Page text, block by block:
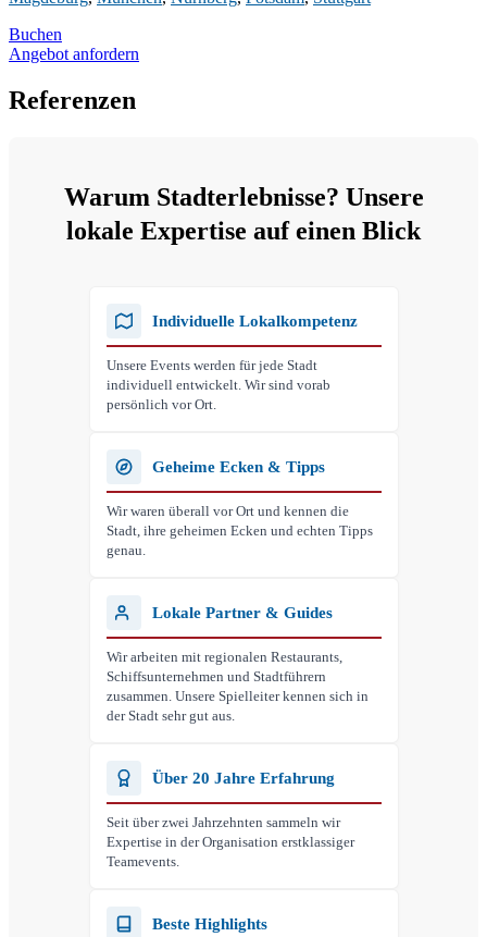
Buchen
Angebot anfordern
Referenzen
Warum Stadterlebnisse? Unsere
lokale Expertise auf einen Blick
Individuelle Lokalkompetenz
Unsere Events werden für jede Stadt
individuell entwickelt. Wir sind vorab
persönlich vor Ort.
Geheime Ecken & Tipps
Wir waren überall vor Ort und kennen die
Stadt, ihre geheimen Ecken und echten Tipps
genau.
Lokale Partner & Guides
Wir arbeiten mit regionalen Restaurants,
Schiffsunternehmen und Stadtführern
zusammen. Unsere Spielleiter kennen sich in
der Stadt sehr gut aus.
Über 20 Jahre Erfahrung
Seit über zwei Jahrzehnten sammeln wir
Expertise in der Organisation erstklassiger
Teamevents.
Beste Highlights